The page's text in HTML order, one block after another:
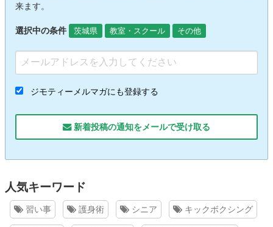
来ます。
選択中の条件 茨城県 教室・スクール その他
ジモティーメルマガにも登録する
新着投稿の通知をメールで受け取る
人気キーワード
習い事 護身術 シニア キックボクシング